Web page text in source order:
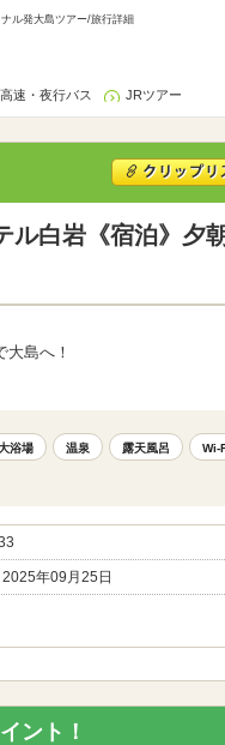
ル発大島ツアー/旅行詳細
高速・夜行バス JRツアー
白岩《宿泊》夕
島へ！
浴場 温泉 露天風呂 Wi-
年09月25日
ント！